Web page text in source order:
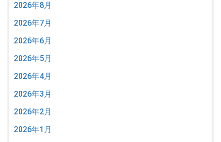
2026年8月
2026年7月
2026年6月
2026年5月
2026年4月
2026年3月
2026年2月
2026年1月